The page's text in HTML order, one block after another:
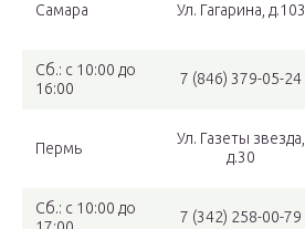
Самара Ул. Гагарина, д.103
Сб.: с 10:00 до
16:00
7 (846) 379-05-24
Пермь
Ул. Газеты звезда,
д.30
Сб.: с 10:00 до
7 (342) 258-00-79